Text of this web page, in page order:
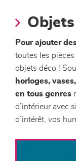
Pour ajouter
toutes les
objets déco !
horloges,
en tous genres
d’intérieur avec
d’intérêt, vos